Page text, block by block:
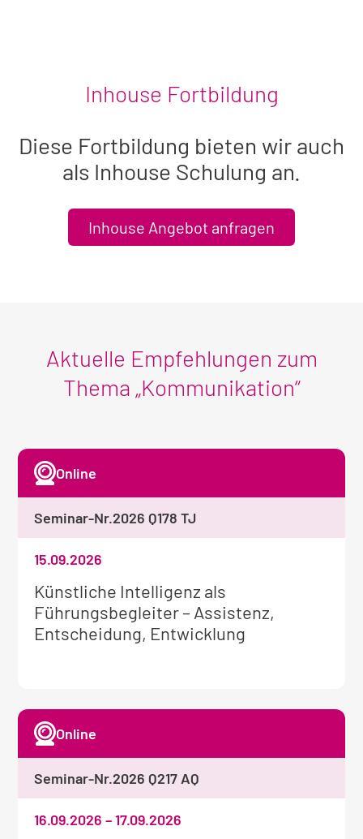
Inhouse Fortbildung
Diese Fortbildung bieten wir auch
als Inhouse Schulung an.
Inhouse Angebot anfragen
Aktuelle Empfehlungen zum
Thema „Kommunikation“
Weitere
Informationen
zum
Künstliche Intelligenz als
Führungsbegleiter – Assistenz,
Entscheidung, Entwicklung
15.09.2026
Online
Seminar-Nr.2026 Q178 TJ
16.09.2026–17.09.2026
Online
Seminar-Nr.2026 Q217 AQ